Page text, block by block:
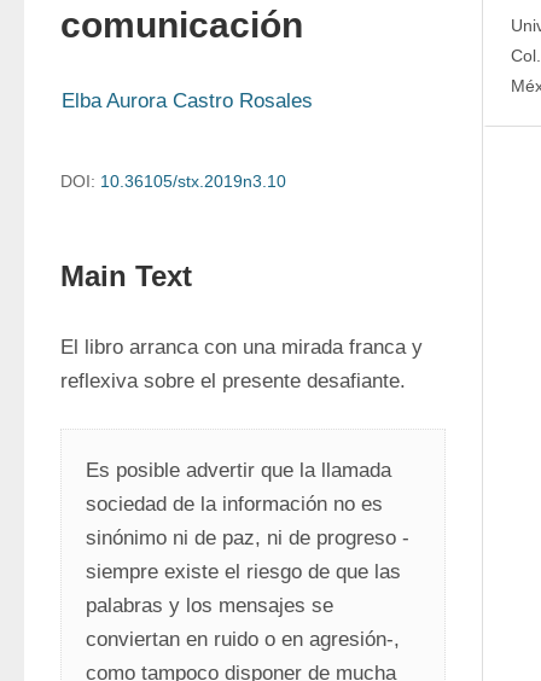
comunicación
Elba Aurora Castro Rosales
DOI: 10.36105/stx.2019n3.10
Main Text
El libro arranca con una mirada franca y
reflexiva sobre el presente desafiante.
Es posible advertir que la llamada
sociedad de la información no es
sinónimo ni de paz, ni de progreso -
siempre existe el riesgo de que las
palabras y los mensajes se
conviertan en ruido o en agresión-,
como tampoco disponer de mucha